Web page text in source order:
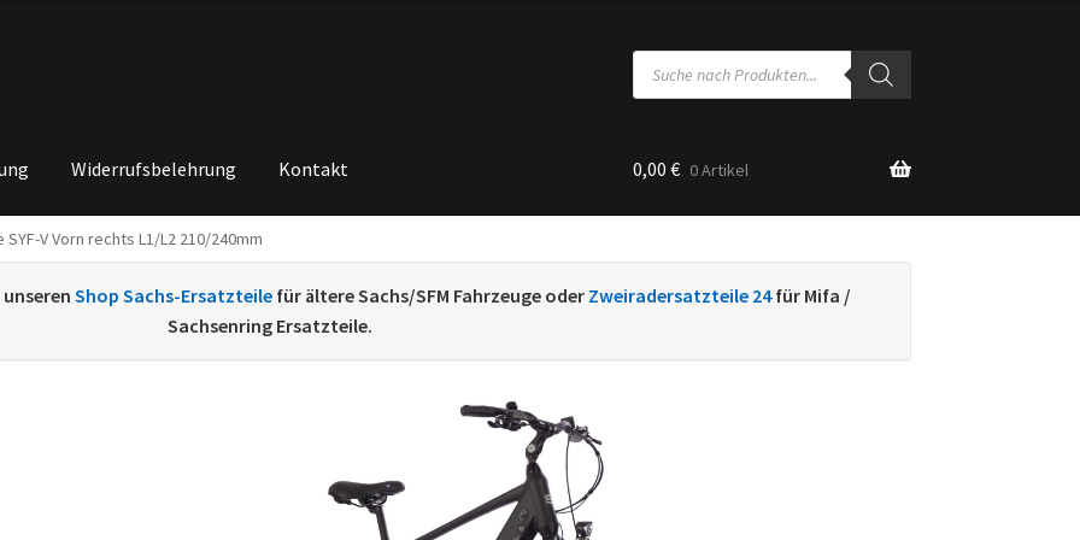
Products
search
Widerrufsbelehrung Kontakt
von Echtheit von Bewertungen
Widerrufsbelehrung Zahlungsarten
0,00 € 0 Artikel
V Vorn rechts L1/L2 210/240mm
Shop Sachs-Ersatzteilefür ältere Sachs/SFM Fahrzeuge oder Zweiradersatzteile 24für Mifa /
Sachsenring Ersatzteile.